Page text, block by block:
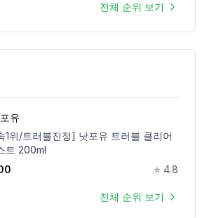
전체 순위 보기
유
1위/트러블진정] 낫포유 트러블 클리어
트 200ml
⭐ 4.8
전체 순위 보기